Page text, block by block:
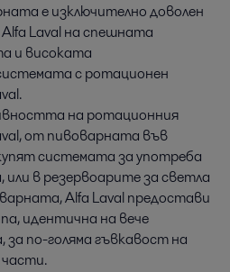
е изключително доволен
Laval на спешната
и високата
с ротационен
на ротационния
от пивоварната във
системата за употреба
в резервоарите за светла
Alfa Laval предостави
идентична на вече
по-голяма гъвкавост на